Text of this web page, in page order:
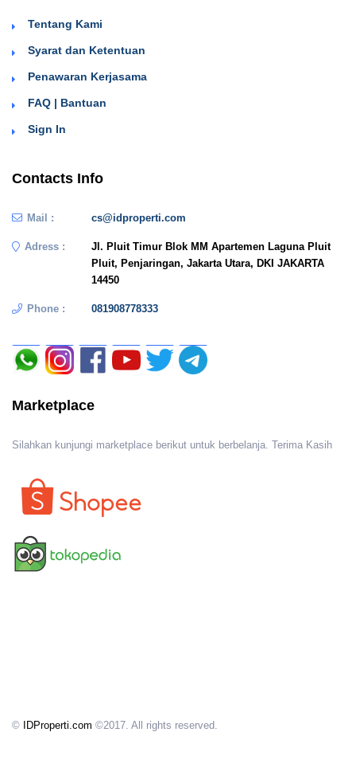
Tentang Kami
Syarat dan Ketentuan
Penawaran Kerjasama
FAQ | Bantuan
Sign In
Contacts Info
Mail : cs@idproperti.com
Adress :
Jl. Pluit Timur Blok MM Apartemen Laguna Pluit
Pluit, Penjaringan, Jakarta Utara, DKI JAKARTA
14450
Phone : 081908778333
Marketplace
Silahkan kunjungi marketplace berikut untuk berbelanja. Terima Kasih
© IDProperti.com ©2017. All rights reserved.